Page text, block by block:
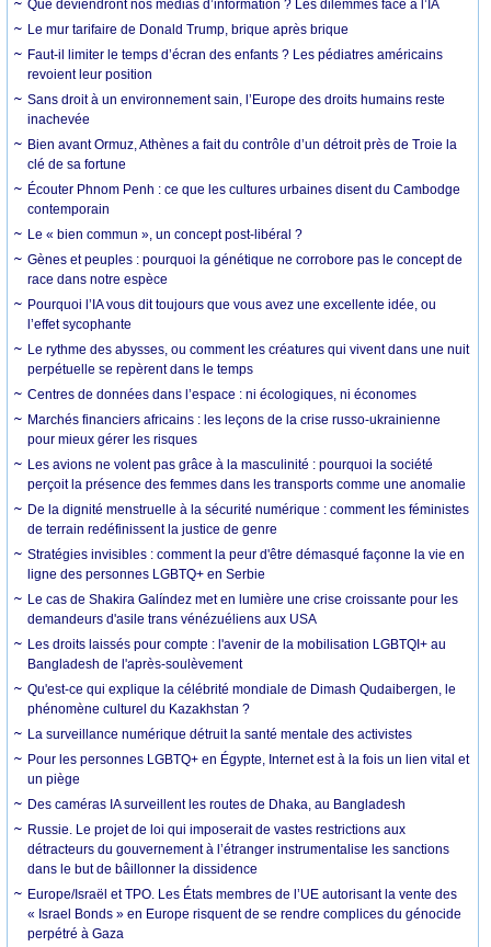
Que deviendront nos médias d’information ? Les dilemmes face à l’IA
Le mur tarifaire de Donald Trump, brique après brique
Faut-il limiter le temps d’écran des enfants ? Les pédiatres américains
revoient leur position
Sans droit à un environnement sain, l’Europe des droits humains reste
inachevée
Bien avant Ormuz, Athènes a fait du contrôle d’un détroit près de Troie la
clé de sa fortune
Écouter Phnom Penh : ce que les cultures urbaines disent du Cambodge
contemporain
Le « bien commun », un concept post-libéral ?
Gènes et peuples : pourquoi la génétique ne corrobore pas le concept de
race dans notre espèce
Pourquoi l’IA vous dit toujours que vous avez une excellente idée, ou
l’effet sycophante
Le rythme des abysses, ou comment les créatures qui vivent dans une nuit
perpétuelle se repèrent dans le temps
Centres de données dans l’espace : ni écologiques, ni économes
Marchés financiers africains : les leçons de la crise russo-ukrainienne
pour mieux gérer les risques
Les avions ne volent pas grâce à la masculinité : pourquoi la société
perçoit la présence des femmes dans les transports comme une anomalie
De la dignité menstruelle à la sécurité numérique : comment les féministes
de terrain redéfinissent la justice de genre
Stratégies invisibles : comment la peur d'être démasqué façonne la vie en
ligne des personnes LGBTQ+ en Serbie
Le cas de Shakira Galíndez met en lumière une crise croissante pour les
demandeurs d'asile trans vénézuéliens aux USA
Les droits laissés pour compte : l'avenir de la mobilisation LGBTQI+ au
Bangladesh de l'après-soulèvement
Qu'est-ce qui explique la célébrité mondiale de Dimash Qudaibergen, le
phénomène culturel du Kazakhstan ?
La surveillance numérique détruit la santé mentale des activistes
Pour les personnes LGBTQ+ en Égypte, Internet est à la fois un lien vital et
un piège
Des caméras IA surveillent les routes de Dhaka, au Bangladesh
Russie. Le projet de loi qui imposerait de vastes restrictions aux
détracteurs du gouvernement à l’étranger instrumentalise les sanctions
dans le but de bâillonner la dissidence
Europe/Israël et TPO. Les États membres de l’UE autorisant la vente des
« Israel Bonds » en Europe risquent de se rendre complices du génocide
perpétré à Gaza